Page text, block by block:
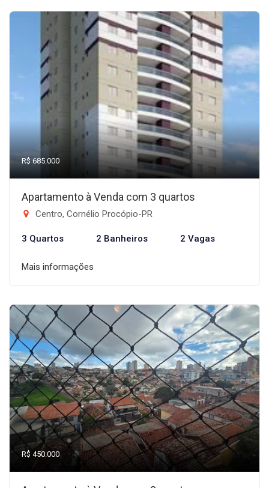
R$ 685.000
Apartamento à Venda com 3 quartos
Centro, Cornélio Procópio-PR
3 Quartos 2 Banheiros 2 Vagas
Mais informações
R$ 450.000